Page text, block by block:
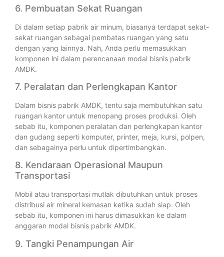
6. Pembuatan Sekat Ruangan
Di dalam setiap pabrik air minum, biasanya terdapat sekat-
sekat ruangan sebagai pembatas ruangan yang satu
dengan yang lainnya. Nah, Anda perlu memasukkan
komponen ini dalam perencanaan modal bisnis pabrik
AMDK.
7. Peralatan dan Perlengkapan Kantor
Dalam bisnis pabrik AMDK, tentu saja membutuhkan satu
ruangan kantor untuk menopang proses produksi. Oleh
sebab itu, komponen peralatan dan perlengkapan kantor
dan gudang seperti komputer, printer, meja, kursi, polpen,
dan sebagainya perlu untuk dipertimbangkan.
8. Kendaraan Operasional Maupun
Transportasi
Mobil atau transportasi mutlak dibutuhkan untuk proses
distribusi air mineral kemasan ketika sudah siap. Oleh
sebab itu, komponen ini harus dimasukkan ke dalam
anggaran modal bisnis pabrik AMDK.
9. Tangki Penampungan Air